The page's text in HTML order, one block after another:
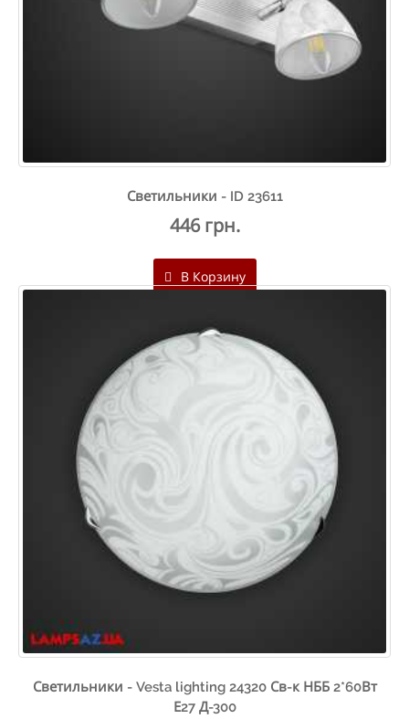
Светильники - ID 23611
446 грн.
В Корзину
Светильники - Vesta lighting 24320 Св-к НББ 2*60Вт
Е27 Д-300